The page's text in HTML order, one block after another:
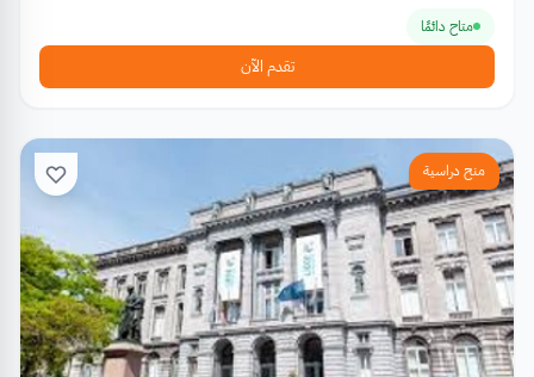
متاح دائمًا
تقدم الآن
منح دراسية